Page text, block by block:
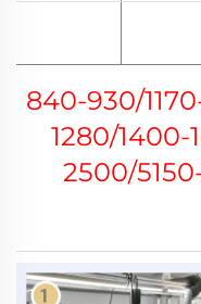
840-930/
1280/1400-
2500/